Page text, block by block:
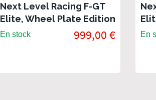
Next Level Racing F-GT
Elite, Wheel Plate Edition
- Cockpit SimRacing
En stock 999,00 € En